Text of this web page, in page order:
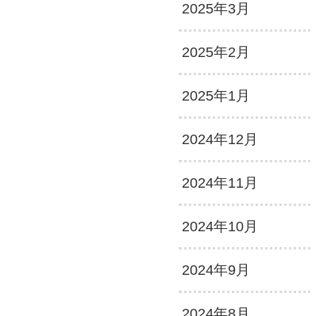
2025年3月
2025年2月
2025年1月
2024年12月
2024年11月
2024年10月
2024年9月